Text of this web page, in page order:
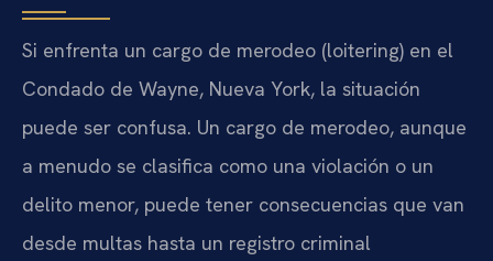
Si enfrenta un cargo de merodeo (loitering) en el
Condado de Wayne, Nueva York, la situación
puede ser confusa. Un cargo de merodeo, aunque
a menudo se clasifica como una violación o un
delito menor, puede tener consecuencias que van
desde multas hasta un registro criminal